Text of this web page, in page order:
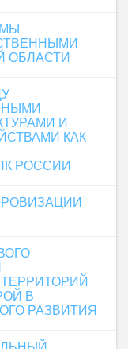
ОБЛАСТИ
И
КАК
РОССИИ
В
РАЗВИТИЯ